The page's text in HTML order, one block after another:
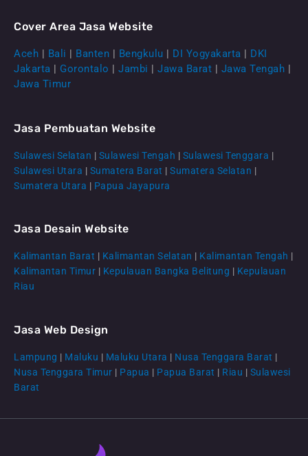
CS Lenteraweb
Cover Area Jasa Website
Aceh | Bali | Banten | Bengkulu | DI Yogyakarta | DKI
Jakarta | Gorontalo | Jambi | Jawa Barat | Jawa Tengah |
Jawa Timur
Jasa Pembuatan Website
Sulawesi Selatan | Sulawesi Tengah | Sulawesi Tenggara |
Sulawesi Utara | Sumatera Barat | Sumatera Selatan |
Sumatera Utara | Papua Jayapura
Jasa Desain Website
Kalimantan Barat | Kalimantan Selatan | Kalimantan Tengah |
Kalimantan Timur | Kepulauan Bangka Belitung | Kepulauan
Riau
Jasa Web Design
Lampung | Maluku | Maluku Utara | Nusa Tenggara Barat |
Nusa Tenggara Timur | Papua | Papua Barat | Riau | Sulawesi
Barat